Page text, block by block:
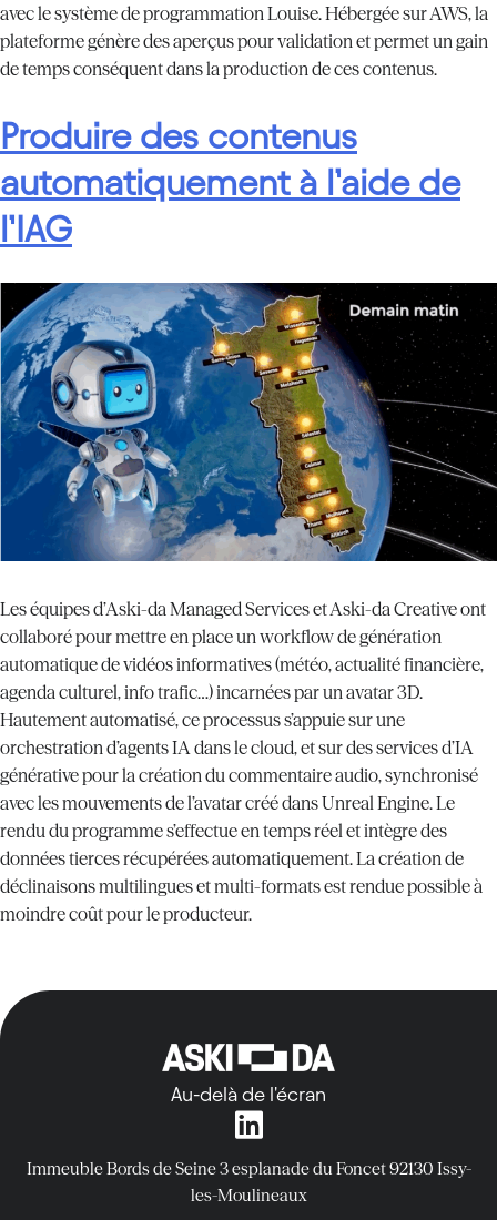
avec le système de programmation Louise. Hébergée sur AWS, la
plateforme génère des aperçus pour validation et permet un gain
de temps conséquent dans la production de ces contenus.
Produire des contenus
automatiquement à l’aide de
l’IAG
Les équipes d’Aski-da Managed Services et Aski-da Creative ont
collaboré pour mettre en place un workflow de génération
automatique de vidéos informatives (météo, actualité financière,
agenda culturel, info trafic…) incarnées par un avatar 3D.
Hautement automatisé, ce processus s’appuie sur une
orchestration d’agents IA dans le cloud, et sur des services d’IA
générative pour la création du commentaire audio, synchronisé
avec les mouvements de l’avatar créé dans Unreal Engine. Le
rendu du programme s’effectue en temps réel et intègre des
données tierces récupérées automatiquement. La création de
déclinaisons multilingues et multi-formats est rendue possible à
moindre coût pour le producteur.
Au-delà de l'écran
Immeuble Bords de Seine3 esplanade du Foncet92130 Issy-
les-Moulineaux